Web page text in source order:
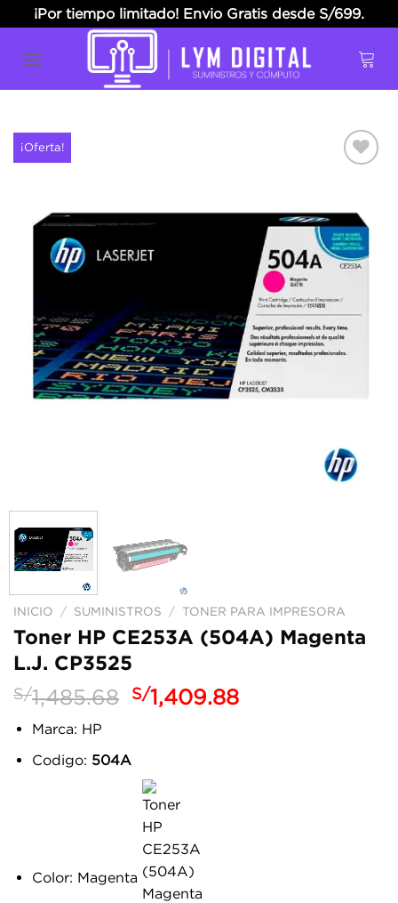
to
content
¡Por tiempo limitado! Envio Gratis desde S/699.
¡Oferta!
a la
lista
de
deseos
INICIO / SUMINISTROS / TONER PARA IMPRESORA
Toner HP CE253A (504A) Magenta
L.J. CP3525
S/1,485.68 El
era:
S/1,485.68.
S/1,409.88El
Marca: HP
Codigo: 504A
Color: Magenta